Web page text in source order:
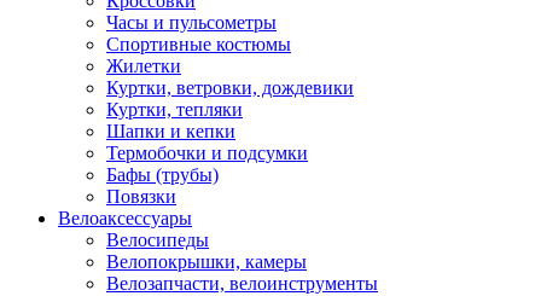
Часы и пульсометры
Спортивные костюмы
Жилетки
Куртки, ветровки, дождевики
Куртки, тепляки
Шапки и кепки
Термобочки и подсумки
Бафы (трубы)
Повязки
Велоаксессуары
Велосипеды
Велопокрышки, камеры
Велозапчасти, велоинструменты